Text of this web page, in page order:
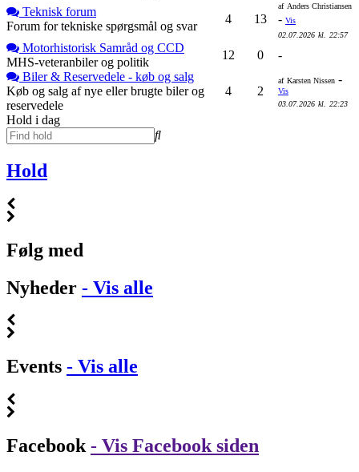
Teknisk forum
Forum for tekniske spørgsmål og svar
4 13
af Anders Christiansen
- Vis
02.07.2026 kl. 22:57
Motorhistorisk Samråd og CCD
MHS-veteranbiler og politik
12 0
-
Biler & Reservedele - køb og salg
Køb og salg af nye eller brugte biler og
reservedele
4 2
af Karsten Nissen -
Vis
03.07.2026 kl. 22:23
Hold i dag
Hold
Følg med
Nyheder - Vis alle
Events - Vis alle
Facebook - Vis Facebook siden